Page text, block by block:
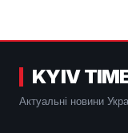
KYIV
Актуальні новини